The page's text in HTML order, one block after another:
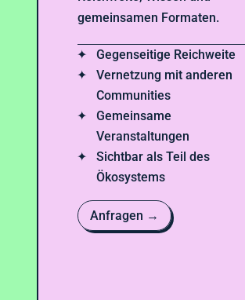
gemeinsamen Formaten.
Gegenseitige Reichweite
Vernetzung mit anderen
Communities
Gemeinsame
Veranstaltungen
Sichtbar als Teil des
Ökosystems
Anfragen →